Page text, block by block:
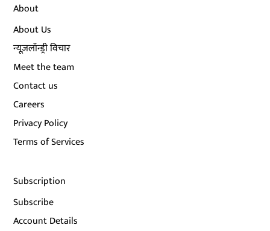
About
About Us
न्यूज़लॉन्ड्री विचार
Meet the team
Contact us
Careers
Privacy Policy
Terms of Services
Subscription
Subscribe
Account Details